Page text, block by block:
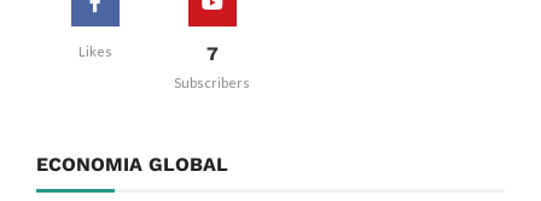
Likes 7
Subscribers
ECONOMIA GLOBAL